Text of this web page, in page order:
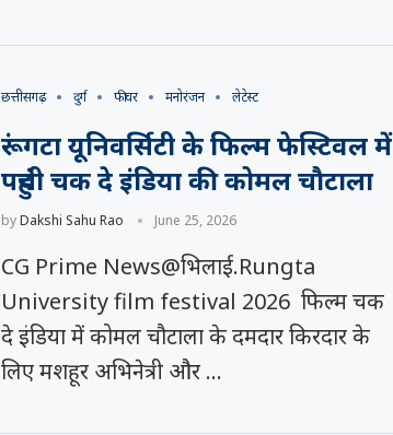
छत्तीसगढ़ दुर्ग फीचर मनोरंजन लेटेस्ट
रूंगटा यूनिवर्सिटी के फिल्म फेस्टिवल में
पहुंची चक दे इंडिया की कोमल चौटाला
byDakshi Sahu Rao June 25, 2026
CG Prime News@भिलाई.Rungta
University film festival 2026 फिल्म चक
दे इंडिया में कोमल चौटाला के दमदार किरदार के
लिए मशहूर अभिनेत्री और …